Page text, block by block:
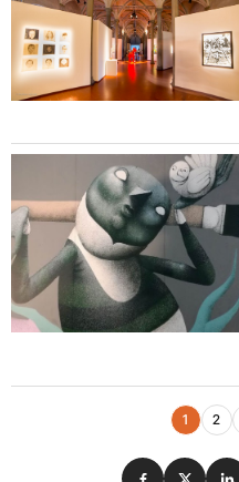
Navigazione eventi
1 2
Condividi su